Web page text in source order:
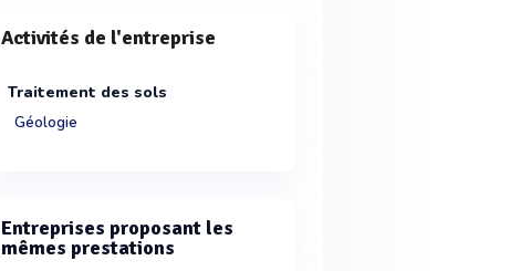
Activités de l'entreprise
Traitement des sols
Géologie
Entreprises proposant les
mêmes prestations